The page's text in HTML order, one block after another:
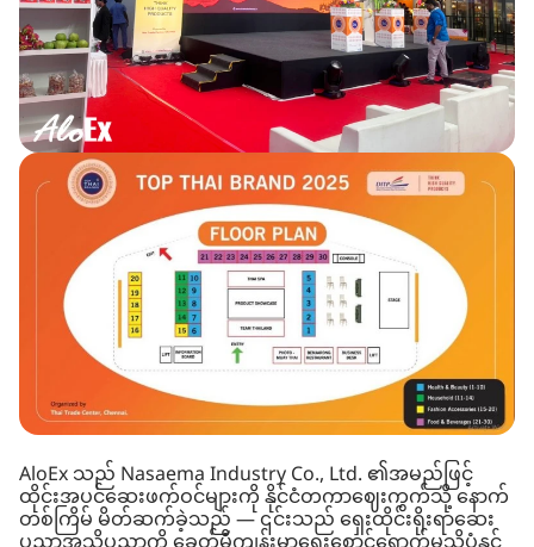
AloEx သည် Nasaema Industry Co., Ltd. ၏အမည်ဖြင့်
ထိုင်းအပင်ဆေးဖက်ဝင်များကို နိုင်ငံတကာဈေးကွက်သို့ နောက်
တစ်ကြိမ် မိတ်ဆက်ခဲ့သည် — ၎င်းသည် ရှေးထိုင်းရိုးရာဆေး